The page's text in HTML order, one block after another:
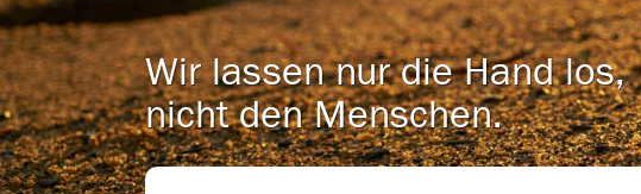
Wir lassen nur die Hand los,
nicht den Menschen.